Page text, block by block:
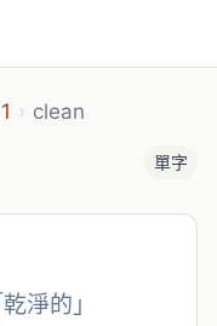
› clean
單字
淨的」